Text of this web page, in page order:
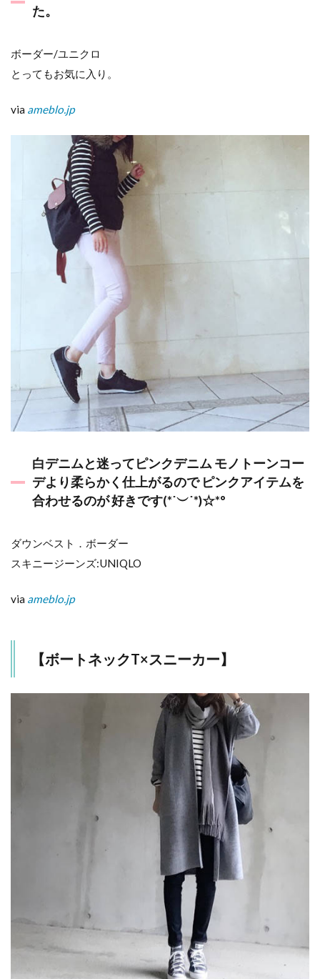
た。
ボーダー/ユニクロ
とってもお気に入り。
via ameblo.jp
白デニムと迷ってピンクデニム モノトーンコー
デより柔らかく仕上がるので ピンクアイテムを
合わせるのが 好きです(*˙︶˙*)☆*°
ダウンベスト．ボーダー
スキニージーンズ:UNIQLO
via ameblo.jp
【ボートネックT×スニーカー】